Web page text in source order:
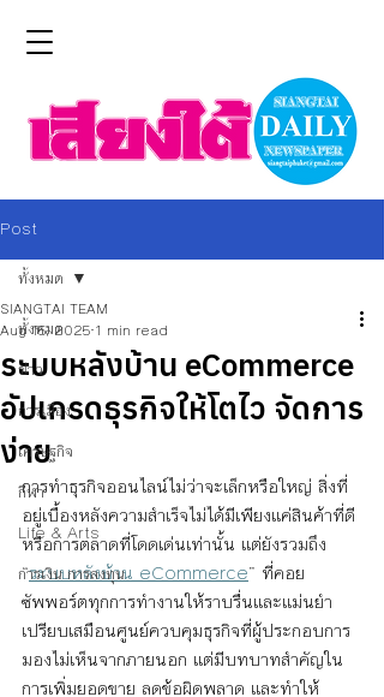
Post
ทั้งหมด
ข่าว
การเมือง
เศรษฐกิจ
กีฬา
Life & Arts
การเงิน การลงทุน
ทั้งหมด
ระบบหลังบ้าน eCommerce
อัปเกรดธุรกิจให้โตไว จัดการ
ง่าย
SIANGTAI TEAM
Aug 15, 2025 1 min read
การทำธุรกิจออนไลน์ไม่ว่าจะเล็กหรือใหญ่ สิ่งที่
อยู่เบื้องหลังความสำเร็จไม่ได้มีเพียงแค่สินค้าที่ดี
หรือการตลาดที่โดดเด่นเท่านั้น แต่ยังรวมถึง
“ระบบหลังบ้าน eCommerce” ที่คอย
ซัพพอร์ตทุกการทำงานให้ราบรื่นและแม่นยำ
เปรียบเสมือนศูนย์ควบคุมธุรกิจที่ผู้ประกอบการ
มองไม่เห็นจากภายนอก แต่มีบทบาทสำคัญใน
การเพิ่มยอดขาย ลดข้อผิดพลาด และทำให้